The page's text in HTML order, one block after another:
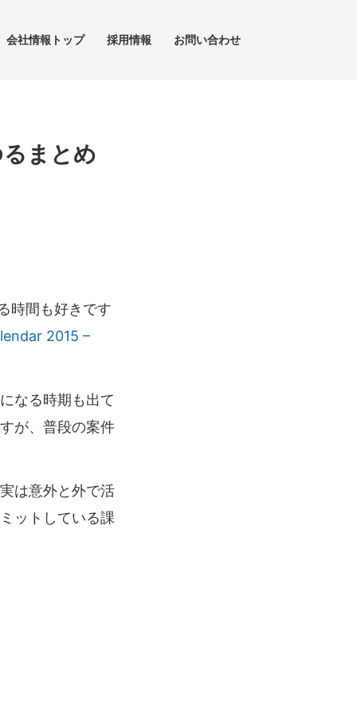
会社情報トップ 採用情報 お問い合わせ
まとめ
時間も好きです
2015 –
なる時期も出て
が、普段の案件
は意外と外で活
ットしている課